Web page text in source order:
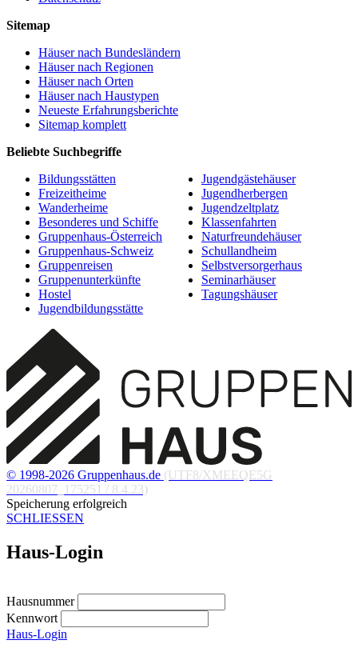
Sitemap
Häuser nach Bundesländern
Häuser nach Regionen
Häuser nach Orten
Häuser nach Haustypen
Neueste Erfahrungsberichte
Sitemap komplett
Beliebte Suchbegriffe
Bildungsstätten
Freizeitheime
Wanderheime
Besonderes und Schiffe
Gruppenhaus-Österreich
Gruppenhaus-Schweiz
Gruppenreisen
Gruppenunterkünfte
Hostel
Jugendbildungsstätte
Jugendgästehäuser
Jugendherbergen
Jugendzeltplatz
Klassenfahrten
Naturfreundehäuser
Schullandheim
Selbstversorgerhaus
Seminarhäuser
Tagungshäuser
© 1998-2026 Gruppenhaus.de (UTF8/XMEEQE5G
20260807_175251 / 8.4.23)
Speicherung erfolgreich
SCHLIESSEN
Haus-Login
Hausnummer
Kennwort
Haus-Login